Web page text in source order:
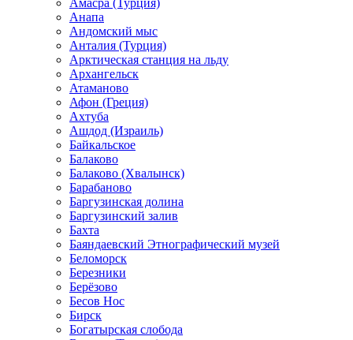
Амасра (Турция)
Анапа
Андомский мыс
Анталия (Турция)
Арктическая станция на льду
Архангельск
Атаманово
Афон (Греция)
Ахтуба
Ашдод (Израиль)
Байкальское
Балаково
Балаково (Хвалынск)
Барабаново
Баргузинская долина
Баргузинский залив
Бахта
Баяндаевский Этнографический музей
Беломорск
Березники
Берёзово
Бесов Нос
Бирск
Богатырская слобода